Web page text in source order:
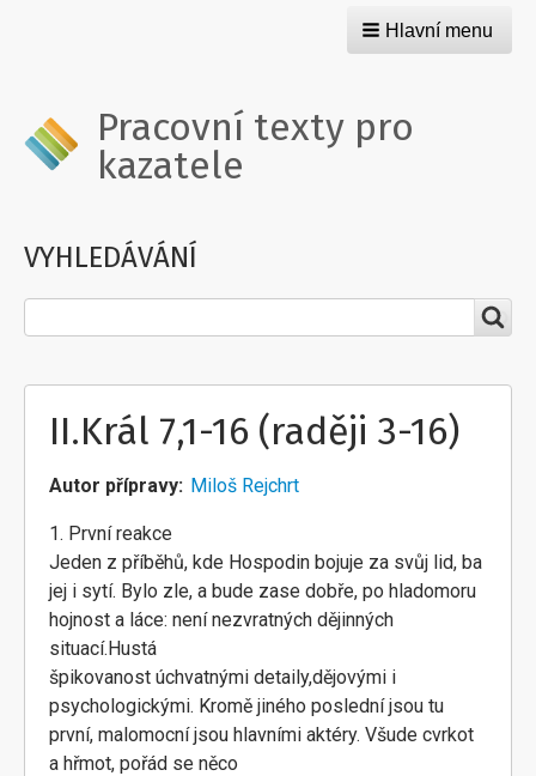
Hlavní menu
Pracovní texty pro
kazatele
VYHLEDÁVÁNÍ
II.Král 7,1-16 (raději 3-16)
Autor přípravy Miloš Rejchrt
1. První reakce
Jeden z příběhů, kde Hospodin bojuje za svůj lid, ba
jej i sytí. Bylo zle, a bude zase dobře, po hladomoru
hojnost a láce: není nezvratných dějinných
situací.Hustá
špikovanost úchvatnými detaily,dějovými i
psychologickými. Kromě jiného poslední jsou tu
první, malomocní jsou hlavními aktéry. Všude cvrkot
a hřmot, pořád se něco